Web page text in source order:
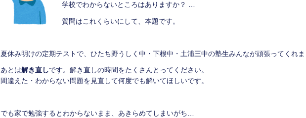
学校でわからないところはありますか？ …
質問はこれくらいにして、本題です。
夏休み明けの定期テストで、ひたち野うしく中・下根中・土浦三中の塾生みんなが頑張ってくれま
あとは解き直しです。解き直しの時間をたくさんとってください。
間違えた・わからない問題を見直して何度でも解いてほしいです。
でも家で勉強するとわからないまま、あきらめてしまいがち…